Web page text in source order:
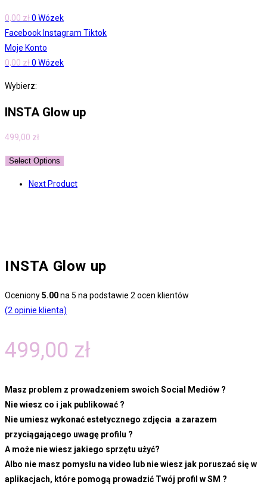
0,00 zł0 Wózek
Facebook Instagram Tiktok
Moje Konto
0,00 zł0 Wózek
Wybierz:
INSTA Glow up
499,00 zł
Select Options
Next Product
INSTA Glow up
Oceniony5.00na 5 na podstawie 2 ocen klientów
(2 opinie klienta)
499,00 zł
Masz problem z prowadzeniem swoich Social Mediów ?
Nie wiesz co i jak publikować ?
Nie umiesz wykonać estetycznego zdjęcia a zarazem
przyciągającego uwagę profilu ?
A może nie wiesz jakiego sprzętu użyć?
Albo nie masz pomysłu na video lub nie wiesz jak poruszać się w
aplikacjach, które pomogą prowadzić Twój profil w SM ?